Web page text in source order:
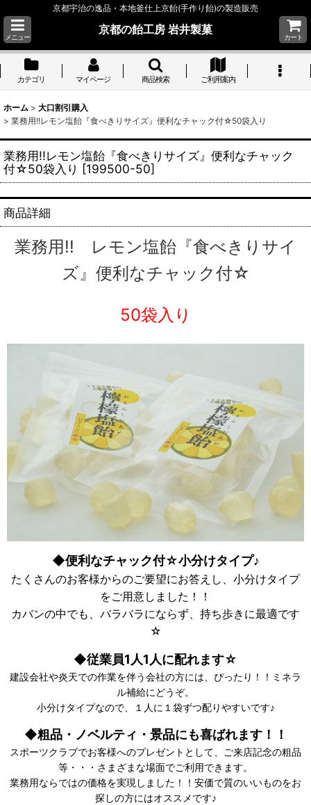
京都宇治の逸品・本地釜仕上京飴(手作り飴)の製造販売
メニュー
京都の飴工房 岩井製菓
カート
カテゴリ マイページ 商品検索 ご利用案内
ホーム > 大口割引購入
> 業務用!!レモン塩飴『食べきりサイズ』便利なチャック付☆50袋入り
業務用!!レモン塩飴『食べきりサイズ』便利なチャック
付☆50袋入り [199500-50]
商品詳細
業務用!! レモン塩飴『食べきりサイ
ズ』便利なチャック付☆
50袋入り
◆便利なチャック付☆小分けタイプ♪
たくさんのお客様からのご要望にお答えし、小分けタイプ
をご用意しました！！
カバンの中でも、バラバラにならず、持ち歩きに最適です
☆
◆従業員1人1人に配れます☆
建設会社や炎天での作業を伴う会社の方には、ぴったり！！ミネラ
ル補給にどうぞ。
小分けタイプなので、１人に１袋ずつ配りやすいです♪
◆粗品・ノベルティ・景品にも喜ばれます！！
スポーツクラブでお客様へのプレゼントとして、ご来店記念の粗品
等・・・さまざまな場面でご利用できます。
業務用ならではの価格を実現しました！！安価で質のいいものをお
探しの方にはオススメです♪